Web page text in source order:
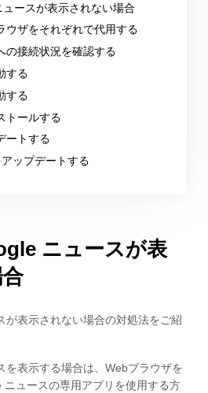
ースが表示されない場合
ウザをそれぞれで代用する
の接続状況を確認する
する
する
トールする
ートする
ップデートする
ニュースが表
が表示されない場合の対処法をご紹
を表示する場合は、Webブラウザを
ュースの専用アプリを使用する方